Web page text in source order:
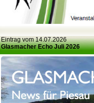
Eintrag vom 14.07.2026
Glasmacher Echo Juli 2026